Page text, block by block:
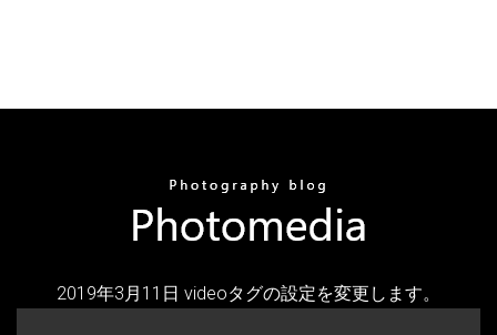
2019年3月11日 videoタグの設定を変更します。